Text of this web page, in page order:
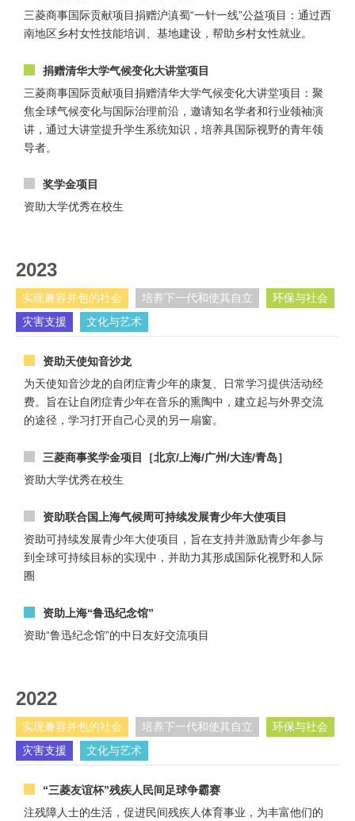
三菱商事国际贡献项目捐赠沪滇蜀“一针一线”公益项目：通过西
南地区乡村女性技能培训、基地建设，帮助乡村女性就业。
捐赠清华大学气候变化大讲堂项目
三菱商事国际贡献项目捐赠清华大学气候变化大讲堂项目：聚
焦全球气候变化与国际治理前沿，邀请知名学者和行业领袖演
讲，通过大讲堂提升学生系统知识，培养具国际视野的青年领
导者。
奖学金项目
资助大学优秀在校生
2023
实现兼容并包的社会 培养下一代和使其自立
环保与社会
灾害支援
文化与艺术
资助天使知音沙龙
为天使知音沙龙的自闭症青少年的康复、日常学习提供活动经
费。旨在让自闭症青少年在音乐的熏陶中，建立起与外界交流
的途径，学习打开自己心灵的另一扇窗。
三菱商事奖学金项目［北京/上海/广州/大连/青岛］
资助大学优秀在校生
资助联合国上海气候周可持续发展青少年大使项目
资助可持续发展青少年大使项目，旨在支持并激励青少年参与
到全球可持续目标的实现中，并助力其形成国际化视野和人际
圈
资助上海“鲁迅纪念馆”
资助“鲁迅纪念馆”的中日友好交流项目
2022
实现兼容并包的社会 培养下一代和使其自立
环保与社会
灾害支援
文化与艺术
“三菱友谊杯”残疾人民间足球争霸赛
注残障人士的生活，促进民间残疾人体育事业，为丰富他们的